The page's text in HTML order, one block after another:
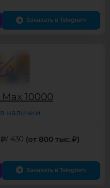
Заказать в Telegram
10000
наличии
/ 430 (от 800 тыс. )
Заказать в Telegram